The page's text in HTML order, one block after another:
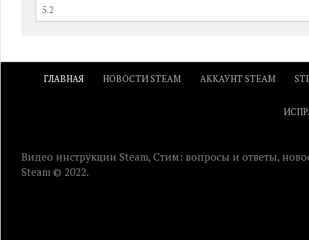
ГЛАВНАЯ НОВОСТИ STEAM АККАУНТ STEAM
Видео инструкции Steam, Стим: вопросы и ответы,
Steam © 2022.